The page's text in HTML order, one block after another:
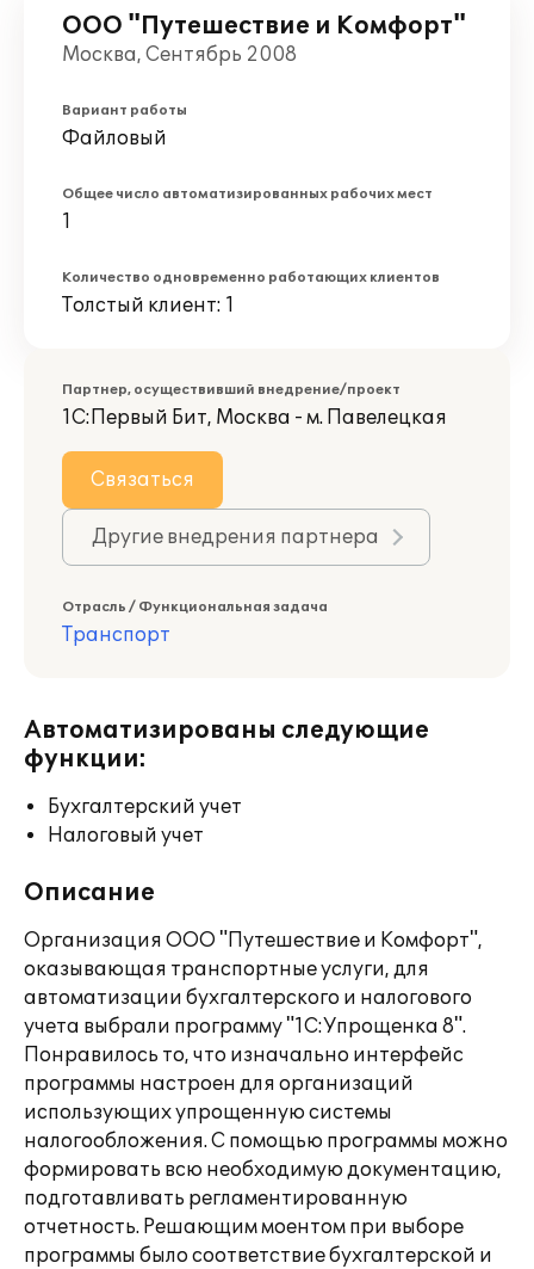
ООО "Путешествие и Комфорт"
Москва, Сентябрь 2008
Вариант работы
Файловый
Общее число автоматизированных рабочих мест
1
Количество одновременно работающих клиентов
Толстый клиент: 1
Партнер, осуществивший внедрение/проект
1С:Первый Бит, Москва - м. Павелецкая
Связаться
Другие внедрения партнера
Отрасль / Функциональная задача
Транспорт
Автоматизированы следующие
функции:
Бухгалтерский учет
Налоговый учет
Описание
Организация ООО "Путешествие и Комфорт",
оказывающая транспортные услуги, для
автоматизации бухгалтерского и налогового
учета выбрали программу "1С:Упрощенка 8".
Понравилось то, что изначально интерфейс
программы настроен для организаций
использующих упрощенную системы
налогообложения. С помощью программы можно
формировать всю необходимую документацию,
подготавливать регламентированную
отчетность. Решающим моентом при выборе
программы было соответствие бухгалтерской и